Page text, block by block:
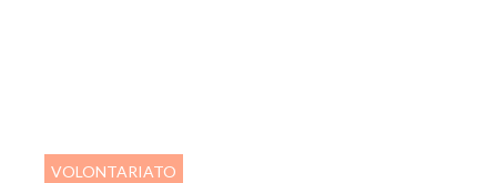
VOLONTARIATO